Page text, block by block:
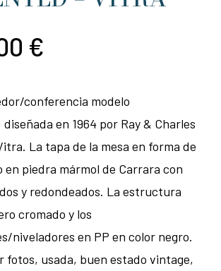
€
conferencia modelo
en 1964 por Ray & Charles
La tapa de la mesa en forma de
en piedra mármol de Carrara con
y redondeados. La estructura
cromado y los
niveladores en PP en color negro.
fotos, usada, buen estado vintage,